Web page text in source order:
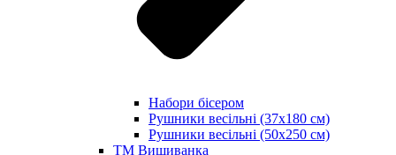
Набори бісером
Рушники весільні (37х180 см)
Рушники весільні (50х250 см)
ТМ Вишиванка